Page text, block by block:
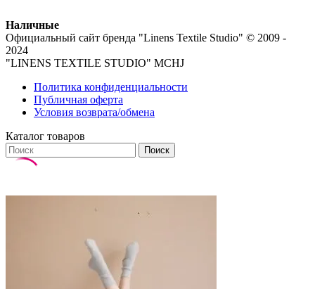
Наличные
Официальный сайт бренда "Linens Textile Studio" © 2009 -
2024
"LINENS TEXTILE STUDIO" MCHJ
Политика конфиденциальности
Публичная оферта
Условия возврата/обмена
Каталог товаров
Поиск